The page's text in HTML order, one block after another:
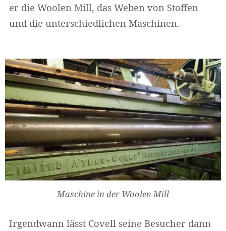
er die Woolen Mill, das Weben von Stoffen
und die unterschiedlichen Maschinen.
Maschine in der Woolen Mill
Irgendwann lässt Covell seine Besucher dann